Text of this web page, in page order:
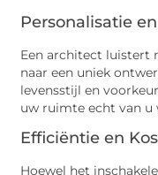
Personalisatie
Een architect luistert
naar een uniek
levensstijl en
uw ruimte echt van u
Efficiëntie en
Hoewel het